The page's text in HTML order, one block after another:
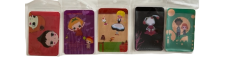
kortelių dėkliukai